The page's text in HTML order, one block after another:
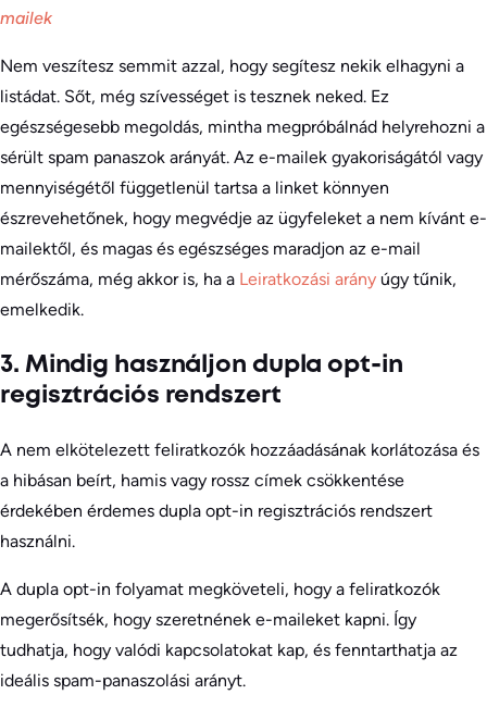
mailek
Nem veszítesz semmit azzal, hogy segítesz nekik elhagyni a
listádat. Sőt, még szívességet is tesznek neked. Ez
egészségesebb megoldás, mintha megpróbálnád helyrehozni a
sérült spam panaszok arányát. Az e-mailek gyakoriságától vagy
mennyiségétől függetlenül tartsa a linket könnyen
észrevehetőnek, hogy megvédje az ügyfeleket a nem kívánt e-
mailektől, és magas és egészséges maradjon az e-mail
mérőszáma, még akkor is, ha a Leiratkozási arány úgy tűnik,
emelkedik.
3. Mindig használjon dupla opt-in
regisztrációs rendszert
A nem elkötelezett feliratkozók hozzáadásának korlátozása és
a hibásan beírt, hamis vagy rossz címek csökkentése
érdekében érdemes dupla opt-in regisztrációs rendszert
használni.
A dupla opt-in folyamat megköveteli, hogy a feliratkozók
megerősítsék, hogy szeretnének e-maileket kapni. Így
tudhatja, hogy valódi kapcsolatokat kap, és fenntarthatja az
ideális spam-panaszolási arányt.